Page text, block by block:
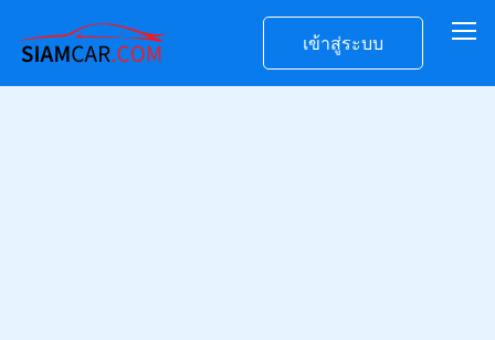
เข้าสู่ระบบ